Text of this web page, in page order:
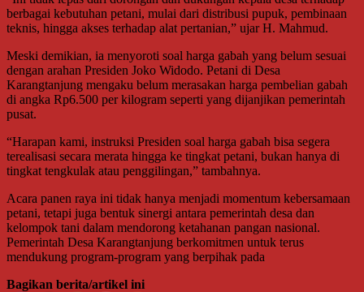
berbagai kebutuhan petani, mulai dari distribusi pupuk, pembinaan
teknis, hingga akses terhadap alat pertanian,” ujar H. Mahmud.
Meski demikian, ia menyoroti soal harga gabah yang belum sesuai
dengan arahan Presiden Joko Widodo. Petani di Desa
Karangtanjung mengaku belum merasakan harga pembelian gabah
di angka Rp6.500 per kilogram seperti yang dijanjikan pemerintah
pusat.
“Harapan kami, instruksi Presiden soal harga gabah bisa segera
terealisasi secara merata hingga ke tingkat petani, bukan hanya di
tingkat tengkulak atau penggilingan,” tambahnya.
Acara panen raya ini tidak hanya menjadi momentum kebersamaan
petani, tetapi juga bentuk sinergi antara pemerintah desa dan
kelompok tani dalam mendorong ketahanan pangan nasional.
Pemerintah Desa Karangtanjung berkomitmen untuk terus
mendukung program-program yang berpihak pada
Bagikan berita/artikel ini